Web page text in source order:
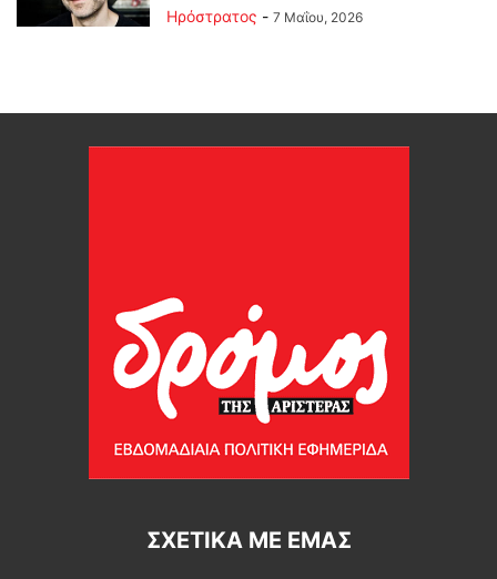
Ηρόστρατος - 7 Μαΐου, 2026
ΣΧΕΤΙΚΆ ΜΕ ΕΜΆΣ